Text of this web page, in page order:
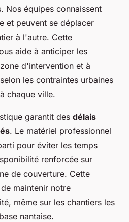
Nos équipes connaissent
et peuvent se déplacer
à l'autre. Cette
aide à anticiper les
d'intervention et à
les contraintes urbaines
chaque ville.
garantit des délais
. Le matériel professionnel
pour éviter les temps
renforcée sur
de couverture. Cette
maintenir notre
même sur les chantiers les
nantaise.